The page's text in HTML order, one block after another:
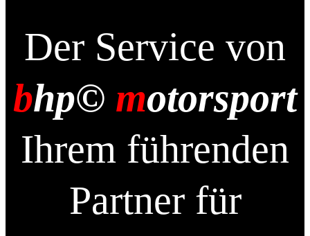
Der Service von
bhp© motorsport
Ihrem führenden
Partner für